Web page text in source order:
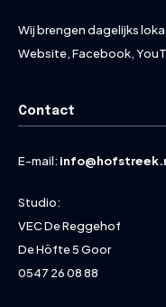
Wij brengen dagelijks
Website, Facebook,
Contact
E-mail:
Studio:
VEC De Reggehof
De Höfte 5 Goor
0547 26 08 88